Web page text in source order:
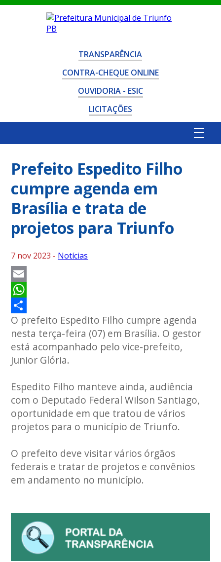
TRANSPARÊNCIA
CONTRA-CHEQUE ONLINE
OUVIDORIA - ESIC
LICITAÇÕES
Prefeito Espedito Filho
cumpre agenda em
Brasília e trata de
projetos para Triunfo
7 nov 2023 - Notícias
Email
WhatsApp
Share
O prefeito Espedito Filho cumpre agenda
nesta terça-feira (07) em Brasília. O gestor
está acompanhado pelo vice-prefeito,
Junior Glória.
Espedito Filho manteve ainda, audiência
com o Deputado Federal Wilson Santiago,
oportunidade em que tratou de vários
projetos para o município de Triunfo.
O prefeito deve visitar vários órgãos
federais e tratar de projetos e convênios
em andamento no município.